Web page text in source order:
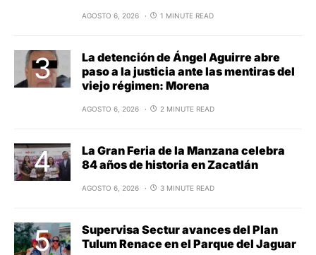
AGOSTO 6, 2026 1 MINUTE READ
La detención de Ángel Aguirre abre
paso a la justicia ante las mentiras del
viejo régimen: Morena
AGOSTO 6, 2026 2 MINUTE READ
La Gran Feria de la Manzana celebra
84 años de historia en Zacatlán
AGOSTO 6, 2026 3 MINUTE READ
Supervisa Sectur avances del Plan
Tulum Renace en el Parque del Jaguar